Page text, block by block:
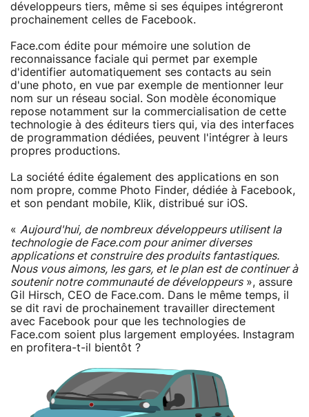
développeurs tiers, même si ses équipes intégreront
prochainement celles de Facebook.
Face.com édite pour mémoire une solution de
reconnaissance faciale qui permet par exemple
d'identifier automatiquement ses contacts au sein
d'une photo, en vue par exemple de mentionner leur
nom sur un réseau social. Son modèle économique
repose notamment sur la commercialisation de cette
technologie à des éditeurs tiers qui, via des interfaces
de programmation dédiées, peuvent l'intégrer à leurs
propres productions.
La société édite également des applications en son
nom propre, comme Photo Finder, dédiée à Facebook,
et son pendant mobile, Klik, distribué sur iOS.
« Aujourd'hui, de nombreux développeurs utilisent la
technologie de Face.com pour animer diverses
applications et construire des produits fantastiques.
Nous vous aimons, les gars, et le plan est de continuer à
soutenir notre communauté de développeurs», assure
Gil Hirsch, CEO de Face.com. Dans le même temps, il
se dit ravi de prochainement travailler directement
avec Facebook pour que les technologies de
Face.com soient plus largement employées. Instagram
en profitera-t-il bientôt ?